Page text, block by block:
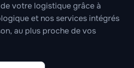
votre logistique grâce à
et nos services intégrés
au plus proche de vos